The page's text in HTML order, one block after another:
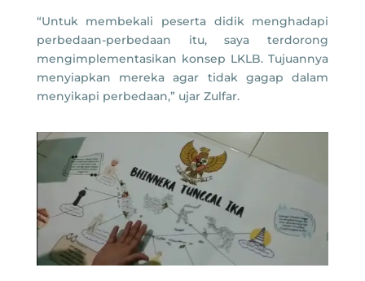
“Untuk membekali peserta didik menghadapi
perbedaan-perbedaan itu, saya terdorong
mengimplementasikan konsep LKLB. Tujuannya
menyiapkan mereka agar tidak gagap dalam
menyikapi perbedaan,” ujar Zulfar.